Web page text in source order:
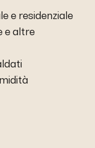
e residenziale
e altre